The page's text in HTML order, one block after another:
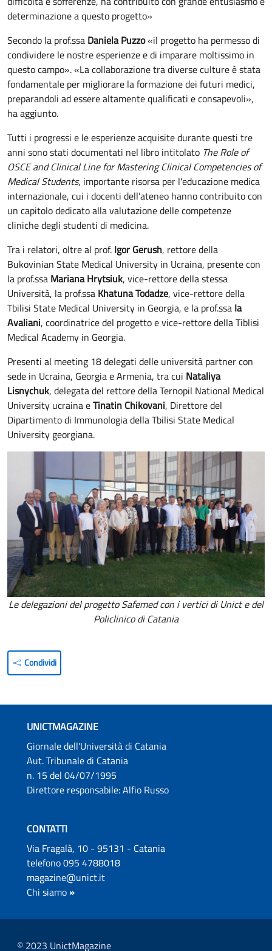
determinazione a questo progetto»
Secondo la prof.ssa Daniela Puzzo«il progetto ha permesso di
condividere le nostre esperienze e di imparare moltissimo in
questo campo». «La collaborazione tra diverse culture è stata
fondamentale per migliorare la formazione dei futuri medici,
preparandoli ad essere altamente qualificati e consapevoli»,
ha aggiunto.
Tutti i progressi e le esperienze acquisite durante questi tre
anni sono stati documentati nel libro intitolato The Role of
OSCE and Clinical Line for Mastering Clinical Competencies of
Medical Students, importante risorsa per l'educazione medica
internazionale, cui i docenti dell’ateneo hanno contribuito con
un capitolo dedicato alla valutazione delle competenze
cliniche degli studenti di medicina.
Tra i relatori, oltre al prof. Igor Gerush, rettore della
Bukovinian State Medical University in Ucraina, presente con
la prof.ssa Mariana Hrytsiuk, vice-rettore della stessa
Università, la prof.ssa Khatuna Todadze, vice-rettore della
Tbilisi State Medical University in Georgia, e la prof.ssa Ia
Avaliani, coordinatrice del progetto e vice-rettore della Tiblisi
Medical Academy in Georgia.
Presenti al meeting 18 delegati delle università partner con
sede in Ucraina, Georgia e Armenia, tra cui Nataliya
Lisnychuk, delegata del rettore della Ternopil National Medical
University ucraina eTinatin Chikovani, Direttore del
Dipartimento di Immunologia della Tbilisi State Medical
University georgiana.
Le delegazioni del progetto Safemed con i vertici di Unict e del
Policlinico di Catania
Condividi
UNICTMAGAZINE
Giornale dell'Università di Catania
Aut. Tribunale di Catania
n. 15 del 04/07/1995
Direttore responsabile: Alfio Russo
CONTATTI
Via Fragalà, 10 - 95131 - Catania
telefono 095 4788018
magazine@unict.it
Chi siamo »
© 2023 UnictMagazine